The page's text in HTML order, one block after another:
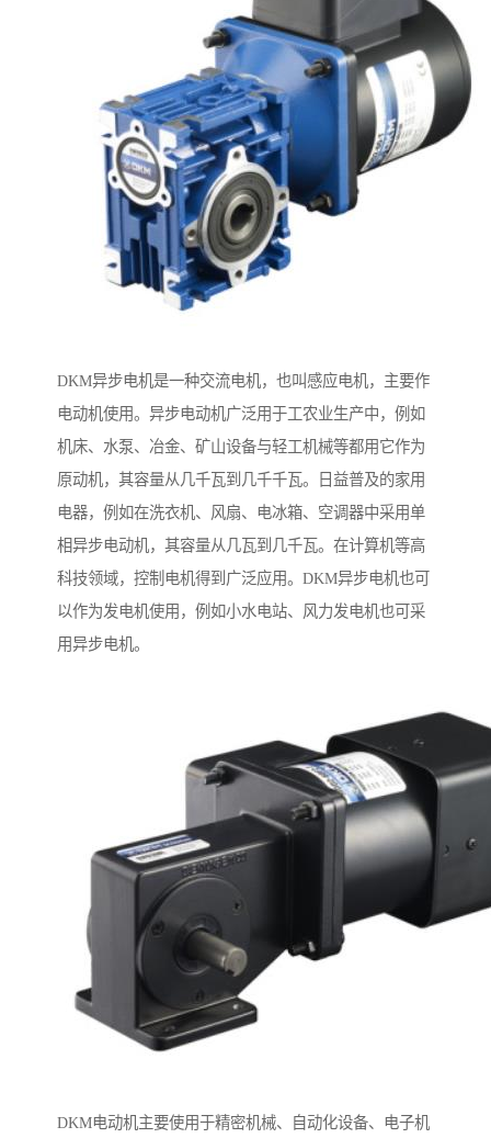
DKM异步电机是一种交流电机，也叫感应电机，主要作
电动机使用。异步电动机广泛用于工农业生产中，例如
机床、水泵、冶金、矿山设备与轻工机械等都用它作为
原动机，其容量从几千瓦到几千千瓦。日益普及的家用
电器，例如在洗衣机、风扇、电冰箱、空调器中采用单
相异步电动机，其容量从几瓦到几千瓦。在计算机等高
科技领域，控制电机得到广泛应用。DKM异步电机也可
以作为发电机使用，例如小水电站、风力发电机也可采
用异步电机。
DKM电动机主要使用于精密机械、自动化设备、电子机